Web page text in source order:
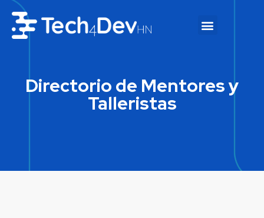
Directorio de Mentores y
Talleristas